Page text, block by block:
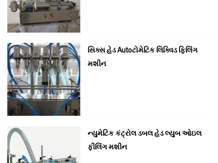
સિક્સ હેડ Autoટોમેટિક લિક્વિડ ફિલિંગ
મશીન
ન્યુમેટિક કંટ્રોલ ડબલ હેડ લ્યુબ ઓઇલ
ફીલિંગ મશીન